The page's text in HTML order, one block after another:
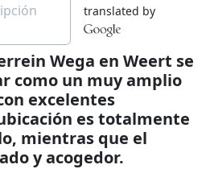
translated by
Wega en Weert se
como un muy amplio
excelentes
es totalmente
mientras que el
y acogedor.